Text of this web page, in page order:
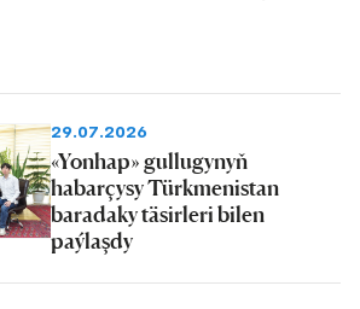
29.07.2026
«Yonhap» gullugynyň
habarçysy Türkmenistan
baradaky täsirleri bilen
paýlaşdy